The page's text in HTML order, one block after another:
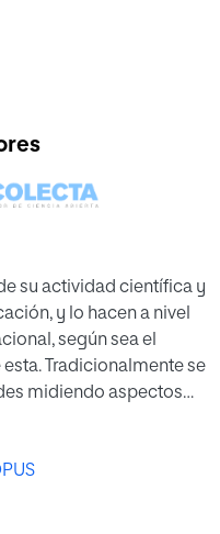
su actividad científica y
y lo hacen a nivel
según sea el
Tradicionalmente se
midiendo aspectos
españolas se
en las cabeceras
Para ello, se analizan